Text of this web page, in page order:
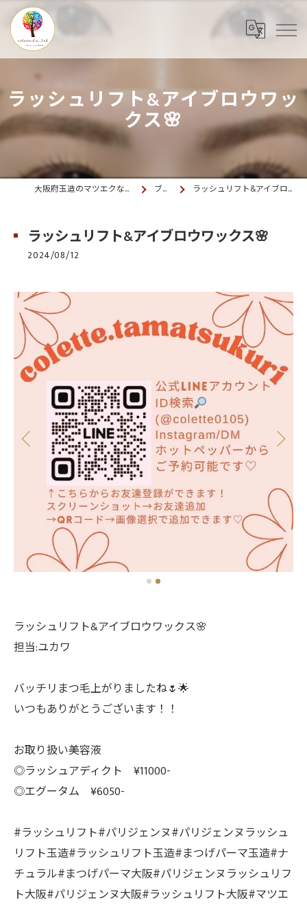
ラッシュリフト&アイブロウワッ
クス🌸
大阪府玉造のマツエクならcolette. 玉造 ブログ ラッシュリフト&アイブロウワックス🌸
ラッシュリフト&アイブロウワックス🌸
2024/08/12
ラッシュリフト&アイブロウワックス🌸
担当:ユカワ
バッチリまつ毛上がりましたね🌷🌟
いつもありがとうございます！！
お取り扱い美容液
◎ラッシュアディクト ¥11000-
◎エグータム ¥6050-
#ラッシュリフト#パリジェンヌ#パリジェンヌラッシュ
リフト玉造#ラッシュリフト玉造#まつげパーマ玉造#ナ
チュラル#まつげパーマ大阪#パリジェンヌラッシュリフ
ト大阪#パリジェンヌ大阪#ラッシュリフト大阪#マツエ